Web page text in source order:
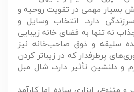
بسیار مهمی در تقویت روحیه و
دارد. انتخاب وسایل و
نه تنها به فضای خانه زیبایی
سلیقه و ذوق صاحب‌خانه نیز
پرطرفدار که در زیباتر کردن
دلنشین تأثیر دارد، شال مبل